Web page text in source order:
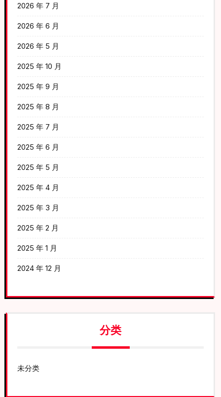
2026 年 7 月
2026 年 6 月
2026 年 5 月
2025 年 10 月
2025 年 9 月
2025 年 8 月
2025 年 7 月
2025 年 6 月
2025 年 5 月
2025 年 4 月
2025 年 3 月
2025 年 2 月
2025 年 1 月
2024 年 12 月
分类
未分类